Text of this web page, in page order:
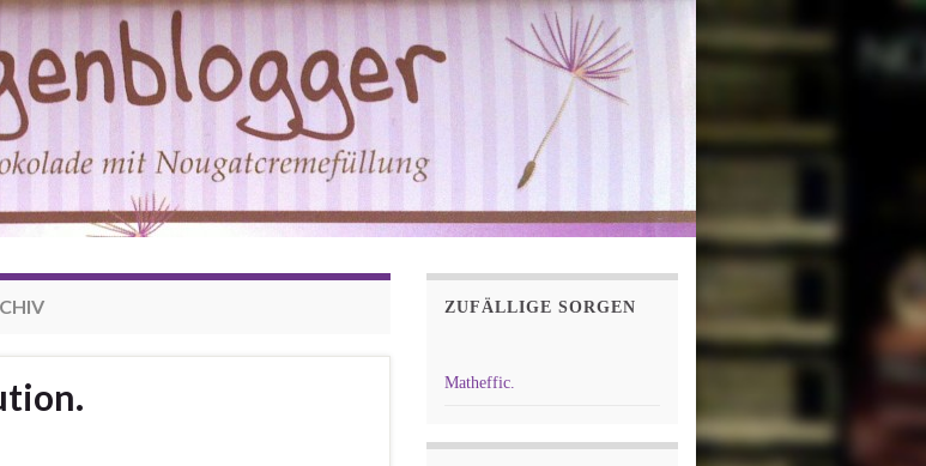
ZUFÄLLIGE SORGEN
Matheffic.